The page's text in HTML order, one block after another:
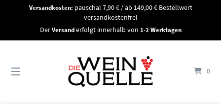
Versandkosten: pauschal 7,90 € / ab 149,00 € Bestellwert
versandkostenfrei
DerVersanderfolgt innerhalb von 1-2 Werktagen
0